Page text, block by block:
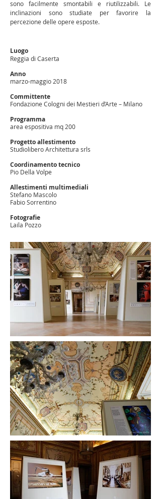
sono facilmente smontabili e riutilizzabili. Le
inclinazioni sono studiate per favorire la
percezione delle opere esposte.
Luogo
Reggia di Caserta
Anno
marzo-maggio 2018
Committente
Fondazione Cologni dei Mestieri d’Arte – Milano
Programma
area espositiva mq 200
Progetto allestimento
Studiolibero Architettura srls
Coordinamento tecnico
Pio Della Volpe
Allestimenti multimediali
Stefano Mascolo
Fabio Sorrentino
Fotografie
Laila Pozzo